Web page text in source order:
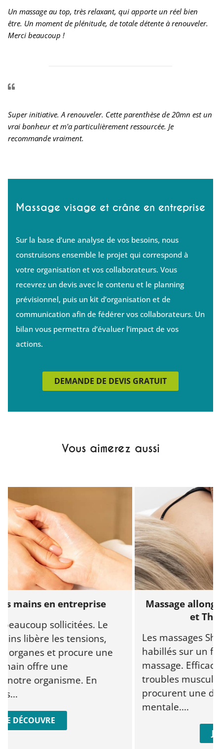
Un massage au top, très relaxant, qui apporte un réel bien
être. Un moment de plénitude, de totale détente à renouveler.
Merci beaucoup !
Super initiative. A renouveler. Cette parenthèse de 20mn est un
vrai bonheur et m'a particulièrement ressourcée. Je
recommande vraiment.
Massage visage et crâne en entreprise
Sur la base d’une analyse de vos besoins, nous
construisons ensemble le projet qui correspond à
votre organisation et vos collaborateurs. Vous
recevrez un devis avec le contenu et le planning
prévisionnel, puis un kit d’organisation et de
communication afin de fédérer vos collaborateurs. Un
bilan vous permettra d’évaluer l’impact de vos
actions.
DEMANDE DE DEVIS GRATUIT
Vous aimerez aussi
en entreprise
sollicitées. Le
les tensions,
et procure une
offre une
organisme. En
Massage allongé en
et Thaï
Les massages
habillés sur un futon
massage. Efficaces
troubles
procurent une
mentale....
JE